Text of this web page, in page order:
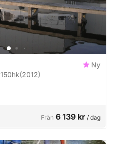
Ny
Båt utan licens Hibo 1300 150hk(2012)
Från 6 139 kr / dag